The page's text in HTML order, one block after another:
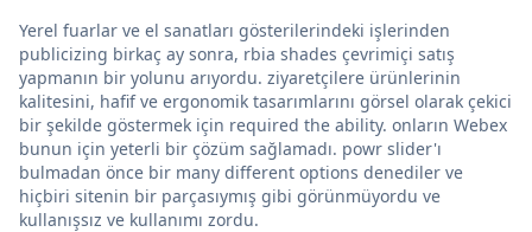
Yerel fuarlar ve el sanatları gösterilerindeki işlerinden
publicizing birkaç ay sonra, rbia shades çevrimiçi satış
yapmanın bir yolunu arıyordu. ziyaretçilere ürünlerinin
kalitesini, hafif ve ergonomik tasarımlarını görsel olarak çekici
bir şekilde göstermek için required the ability. onların Webex
bunun için yeterli bir çözüm sağlamadı. powr slider'ı
bulmadan önce bir many different options denediler ve
hiçbiri sitenin bir parçasıymış gibi görünmüyordu ve
kullanışsız ve kullanımı zordu.